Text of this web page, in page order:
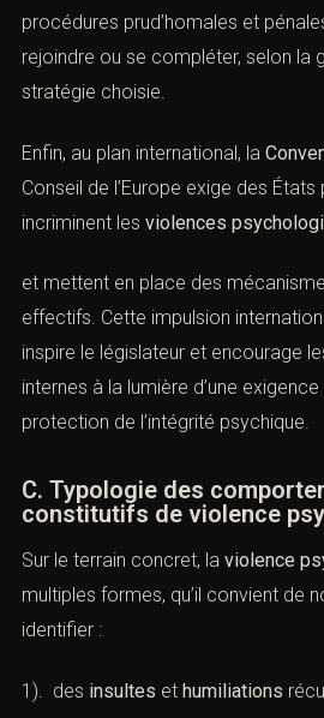
moralet l’obligation de sécurité
Les procédures prud’homales et
la stratégie choisie.
Enfin, au plan international, la
incriminent lesviolences
et mettent en place des
effectifs. Cette impulsion
doctrine, inspire le législateur et
de protection de l’intégrité
C. Typologie des
constitutifs de violence
Sur le terrain concret, la
mieux les identifier :